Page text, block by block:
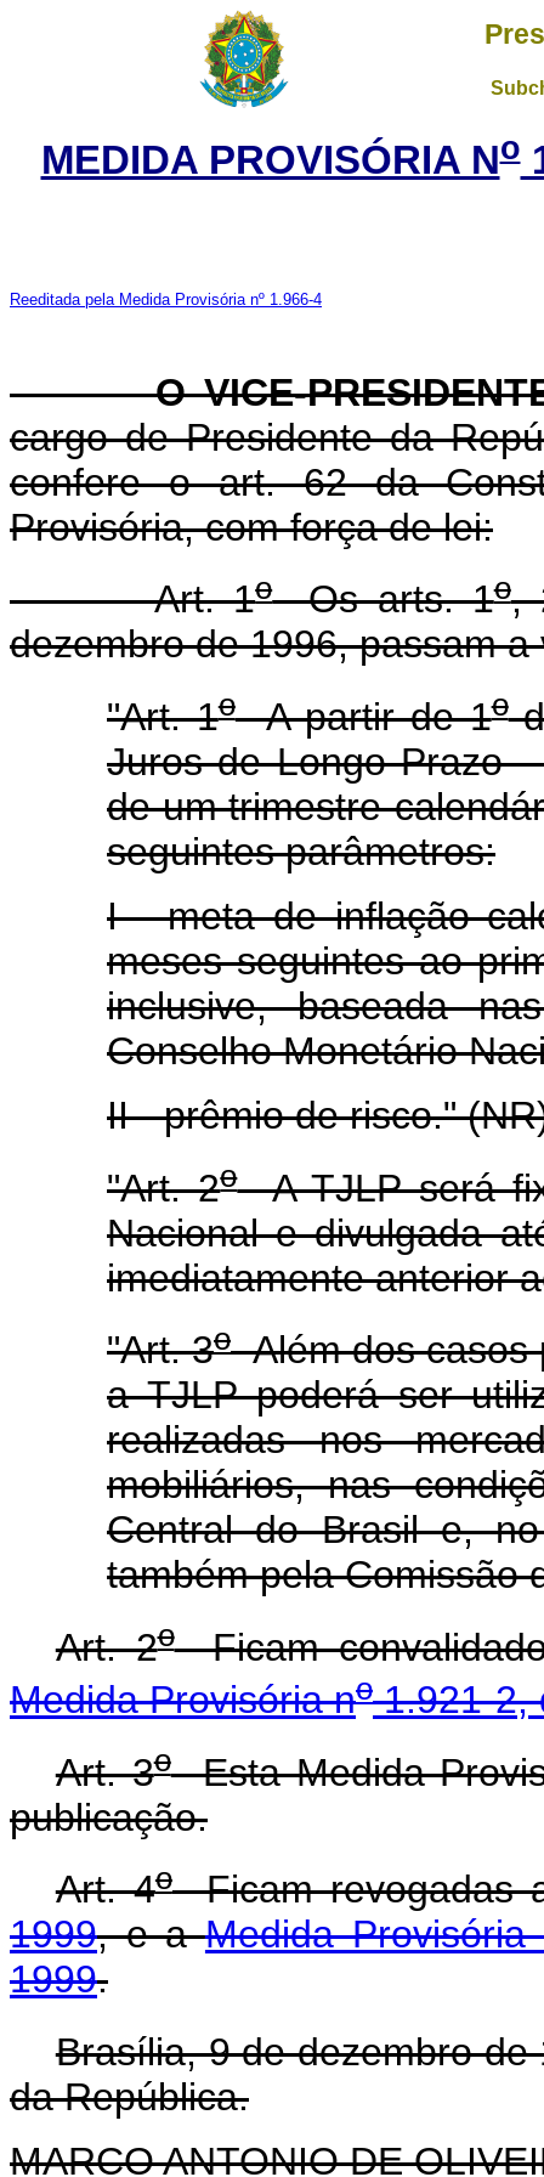
MEDIDA PROVISÓRIA No
Reeditada pela Medida Provisória nº 1.966-4
O VICE-PRESIDENTE
cargo de Presidente da
confere o art. 62 da
Provisória, com força de lei:
Art. 1oOs arts. 1o,
dezembro de 1996, passam
"Art. 1oA partir de 1o
Juros de Longo Prazo
de um trimestre-
seguintes parâmetros:
I - meta de inflação
meses seguintes ao
inclusive, baseada
Conselho Monetário
II - prêmio de risco."
"Art. 2oA TJLP será
Nacional e divulgada
imediatamente anterior
"Art. 3oAlém dos casos
a TJLP poderá ser
realizadas nos
mobiliários, nas
Central do Brasil e,
também pela Comissão
Art. 2oFicam
Medida Provisória no1.921-2,
Art. 3oEsta Medida
publicação.
Art. 4oFicam revogadas
1999, e aMedida
1999.
Brasília, 9 de dezembro de
da República.
MARCO ANTONIO DE